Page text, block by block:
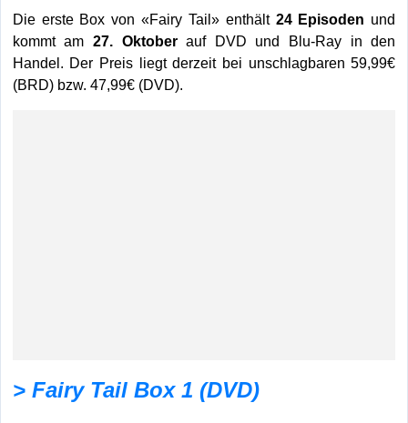
Die erste Box von «Fairy Tail» enthält 24 Episoden und
kommt am27. Oktoberauf DVD und Blu-Ray in den
Handel. Der Preis liegt derzeit bei unschlagbaren 59,99€
(BRD) bzw. 47,99€ (DVD).
> Fairy Tail Box 1 (DVD)